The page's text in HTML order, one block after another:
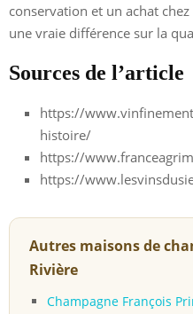
conservation et un achat
une vraie différence sur la
Sources de l’article
https://
histoire/
https://
https://
Autres maisons de
Rivière
Champagne François